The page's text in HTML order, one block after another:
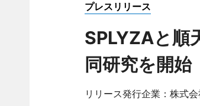
プレスリリース
SPLYZAと順
同研究を開始
リリース発行企業：株式